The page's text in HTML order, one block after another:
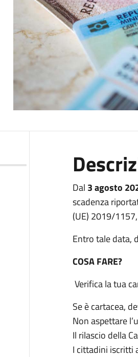
Dal 3 agosto
scadenza
(UE) 2019/
Entro tale data,
COSA FARE?
Verifica la tua
Se è cartacea,
Non aspettare
Il rilascio della
I cittadini iscritti